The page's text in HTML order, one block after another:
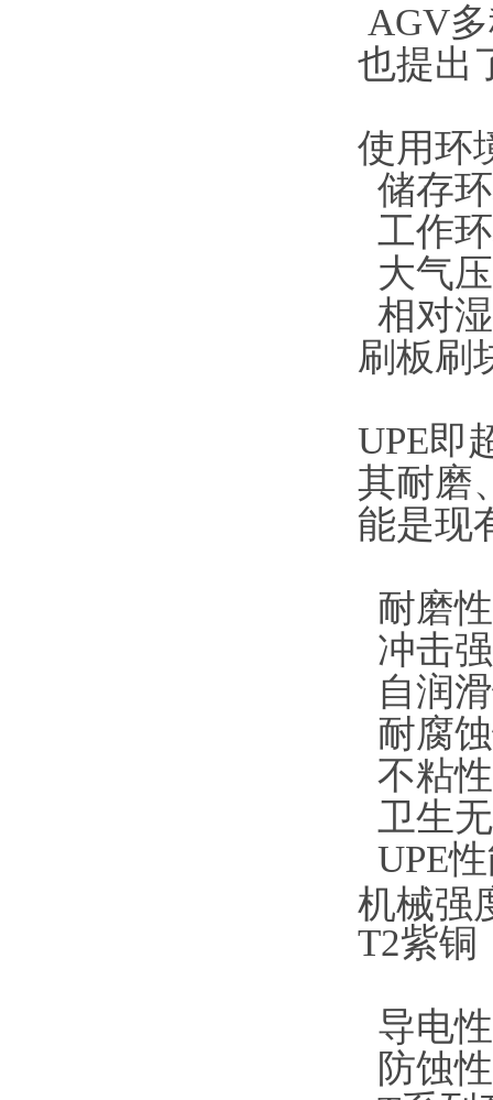
AGV
也提出
使用环
储存
工作
大气
相对
刷板刷
UPE即
其耐磨
能是现
耐磨
冲击
自润
耐腐
不粘
卫生
UPE
机械强
T2紫铜
导电
防蚀